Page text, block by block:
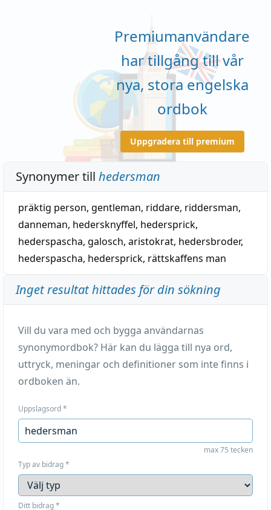
Premiumanvändare
har tillgång till vår
nya, stora engelska
ordbok
Uppgradera till premium
Synonymer till hedersman
präktig person, gentleman, riddare, riddersman,
danneman, hedersknyffel, hedersprick,
hederspascha, galosch, aristokrat, hedersbroder,
hederspascha, hedersprick, rättskaffens man
Inget resultat hittades för din sökning
Vill du vara med och bygga användarnas
synonymordbok? Här kan du lägga till nya ord,
uttryck, meningar och definitioner som inte finns i
ordboken än.
Uppslagsord*
max 75 tecken
Typ av bidrag*
Ditt bidrag*